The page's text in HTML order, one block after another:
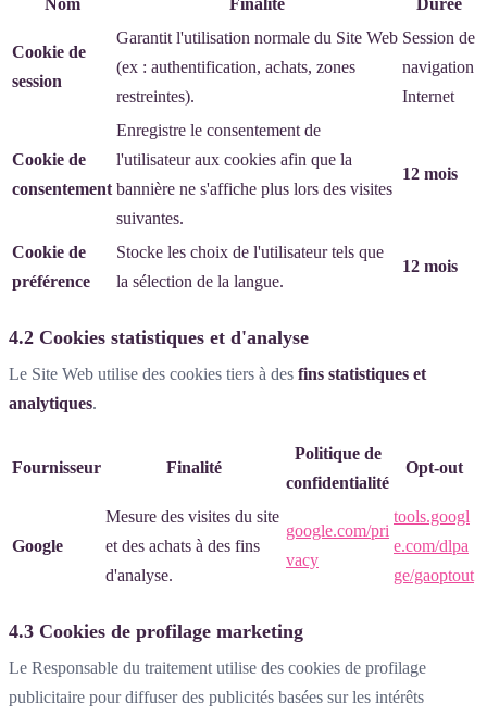
Cookie de
session
Garantit l'utilisation normale du Site Web
(ex : authentification, achats, zones
restreintes).
Session de
navigation
Internet
Cookie de
consentement
Enregistre le consentement de
l'utilisateur aux cookies afin que la
bannière ne s'affiche plus lors des visites
suivantes.
12 mois
Cookie de
préférence
Stocke les choix de l'utilisateur tels que
la sélection de la langue.
12 mois
4.2 Cookies statistiques et d'analyse
Le Site Web utilise des cookies tiers à des fins statistiques et
analytiques.
Fournisseur Finalité
Politique de
confidentialité
Opt-out
Google
Mesure des visites du site
et des achats à des fins
d'analyse.
google.com/pri
vacy
tools.googl
e.com/dlpa
ge/gaoptout
4.3 Cookies de profilage marketing
Le Responsable du traitement utilise des cookies de profilage
publicitaire pour diffuser des publicités basées sur les intérêts